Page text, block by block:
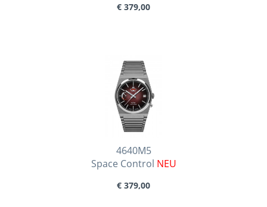
€ 379,00
4640M5
Space Control NEU
€ 379,00